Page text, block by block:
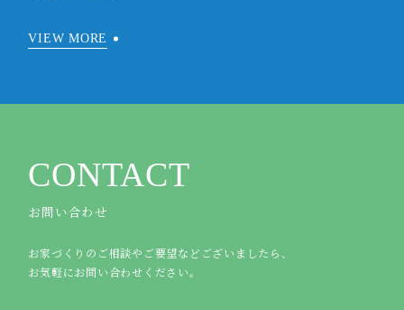
VIEW MORE
CONTACT
お問い合わせ
お家づくりのご相談やご要望などございましたら、
お気軽にお問い合わせください。